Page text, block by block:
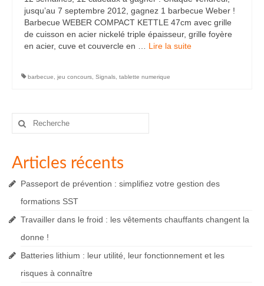
jusqu’au 7 septembre 2012, gagnez 1 barbecue Weber !
Barbecue WEBER COMPACT KETTLE 47cm avec grille
de cuisson en acier nickelé triple épaisseur, grille foyère
en acier, cuve et couvercle en … Lire la suite­­
barbecue, jeu concours, Signals, tablette numerique
Rechercher
Articles récents
Passeport de prévention : simplifiez votre gestion des
formations SST
Travailler dans le froid : les vêtements chauffants changent la
donne !
Batteries lithium : leur utilité, leur fonctionnement et les
risques à connaître